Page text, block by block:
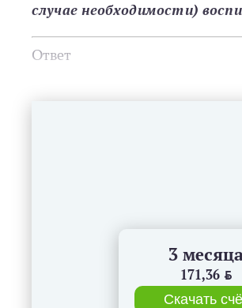
случае необходимости)
Ответ
3
171,36 BYN
Скачать